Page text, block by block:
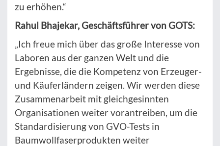
zu erhöhen.“
Rahul Bhajekar, Geschäftsführer von GOTS:
„Ich freue mich über das große Interesse von
Laboren aus der ganzen Welt und die
Ergebnisse, die die Kompetenz von Erzeuger-
und Käuferländern zeigen. Wir werden diese
Zusammenarbeit mit gleichgesinnten
Organisationen weiter vorantreiben, um die
Standardisierung von GVO-Tests in
Baumwollfaserprodukten weiter